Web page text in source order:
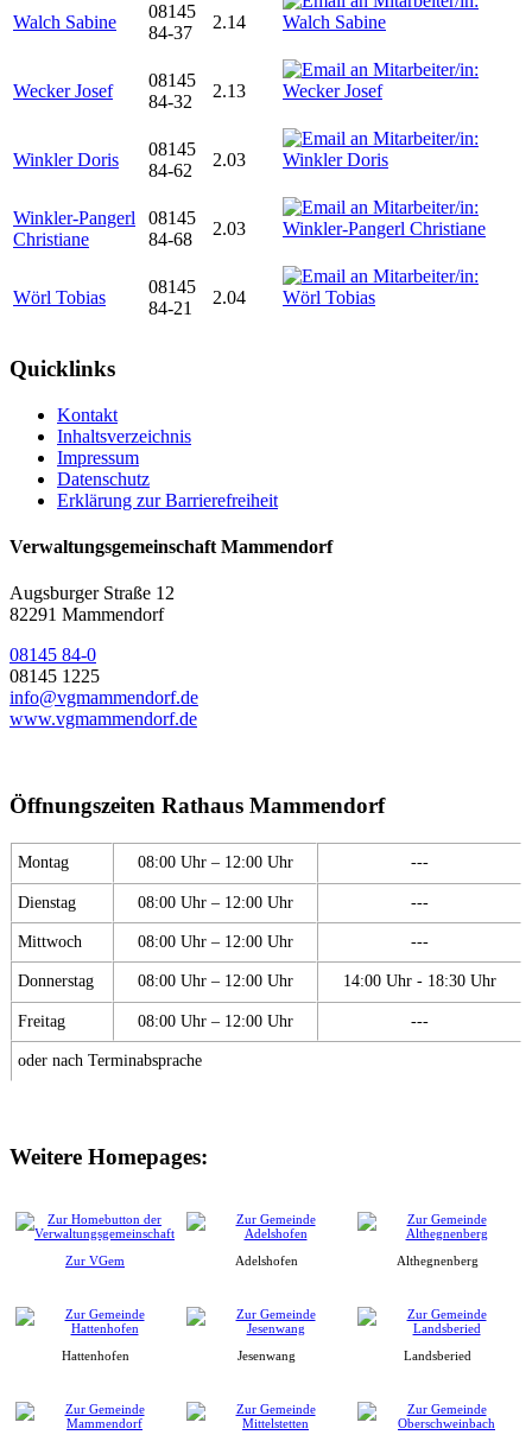
Walch Sabine
08145
84-37
2.14
Wecker Josef
08145
84-32
2.13
Winkler Doris
08145
84-62
2.03
Winkler-Pangerl
Christiane
08145
84-68
2.03
Wörl Tobias
08145
84-21
2.04
Quicklinks
Kontakt
Inhaltsverzeichnis
Impressum
Datenschutz
Erklärung zur Barrierefreiheit
Verwaltungsgemeinschaft Mammendorf
Augsburger Straße 12
82291 Mammendorf
08145 84-0
08145 1225
info@vgmammendorf.de
www.vgmammendorf.de
Öffnungszeiten Rathaus Mammendorf
Montag 08:00 Uhr – 12:00 Uhr ---
Dienstag 08:00 Uhr – 12:00 Uhr ---
Mittwoch 08:00 Uhr – 12:00 Uhr ---
Donnerstag 08:00 Uhr – 12:00 Uhr 14:00 Uhr - 18:30 Uhr
Freitag 08:00 Uhr – 12:00 Uhr ---
oder nach Terminabsprache
Weitere Homepages:
Zur VGem Adelshofen Althegnenberg
Hattenhofen Jesenwang Landsberied